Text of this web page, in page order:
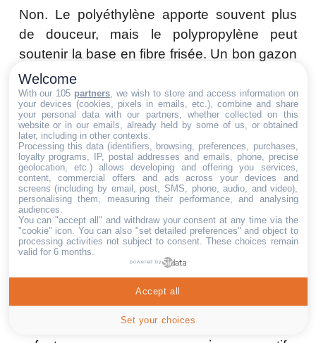
Non. Le polyéthylène apporte souvent plus
de douceur, mais le polypropylène peut
soutenir la base en fibre frisée. Un bon gazon
se juge sur l’assemblage complet : matière,
forme de fibre, densité, poids, backing et
usage prévu.
Pourquoi un gazon 100 % PE peut-il paraître trop
régulier ?
Parce qu’une fibre très douce et très lisse
peut donner une lecture droite, nette, presque
textile. C’est agréable au toucher, mais pas
toujours le rendu le plus naturel. Le réalisme
vient aussi des formes de fibres, du sous-poil,
des nuances et de la structure.
Quel gazon choisir pour une terrasse très utilisée ?
Pour une terrasse très utilisée, avec chaises,
Welcome
With our 105 partners , we wish to store and access information on
your devices (cookies, pixels in emails, etc.), combine and share
your personal data with our partners, whether collected on this
website or in our emails, already held by some of us, or obtained
later, including in other contexts.
Processing this data (identifiers, browsing, preferences, purchases,
loyalty programs, IP, postal addresses and emails, phone, precise
geolocation, etc.) allows developing and offering you services,
content, commercial offers and ads across your devices and
screens (including by email, post, SMS, phone, audio, and video),
personalising them, measuring their performance, and analysing
audiences.
You can "accept all" and withdraw your consent at any time via the
"cookie" icon . You can also "set detailed preferences" and object to
processing activities not subject to consent. These choices remain
valid for 6 months.
powered by
Set your choices
Accept all